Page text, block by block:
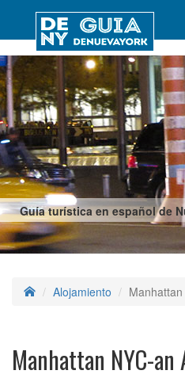
Guía turística en español de
Alojamiento
Manhattan NYC-